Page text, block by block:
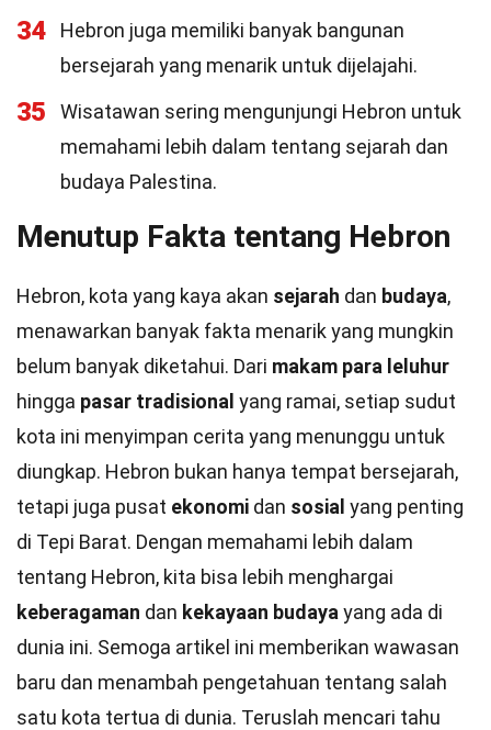
34
Hebron juga memiliki banyak bangunan
bersejarah yang menarik untuk dijelajahi.
35
Wisatawan sering mengunjungi Hebron untuk
memahami lebih dalam tentang sejarah dan
budaya Palestina.
Menutup Fakta tentang Hebron
Hebron, kota yang kaya akan sejarah dan budaya,
menawarkan banyak fakta menarik yang mungkin
belum banyak diketahui. Dari makam para leluhur
hingga pasar tradisional yang ramai, setiap sudut
kota ini menyimpan cerita yang menunggu untuk
diungkap. Hebron bukan hanya tempat bersejarah,
tetapi juga pusat ekonomi dan sosial yang penting
di Tepi Barat. Dengan memahami lebih dalam
tentang Hebron, kita bisa lebih menghargai
keberagaman dan kekayaan budaya yang ada di
dunia ini. Semoga artikel ini memberikan wawasan
baru dan menambah pengetahuan tentang salah
satu kota tertua di dunia. Teruslah mencari tahu